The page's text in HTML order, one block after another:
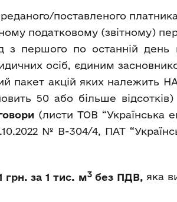
поставленого
податковому (звітному)
з першого по останній
осіб, єдиним
пакет акцій яких належить
50 або більше
(листи ТОВ “Українська
№ В-304/4, ПАТ
грн. за 1 тис. м3без ПДВ, яка